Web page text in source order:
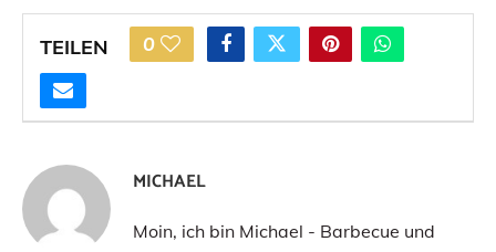
TEILEN 0
MICHAEL
Moin, ich bin Michael - Barbecue und